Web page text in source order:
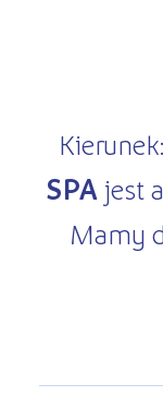
Kursy
Kierunek:
SPA jest
Mamy